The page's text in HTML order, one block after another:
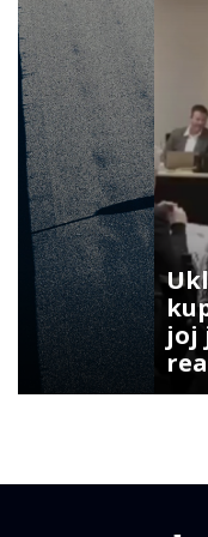
Uključila se
kupatila:
joj je iza
reakcija